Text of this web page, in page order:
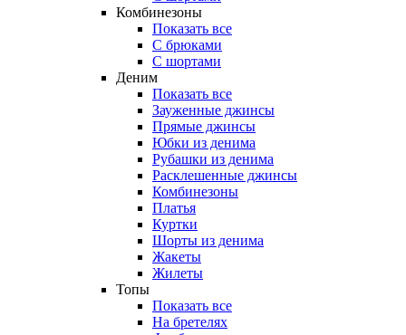
Комбинезоны
Показать все
С брюками
С шортами
Деним
Показать все
Зауженные джинсы
Прямые джинсы
Юбки из денима
Рубашки из денима
Расклешенные джинсы
Комбинезоны
Платья
Куртки
Шорты из денима
Жакеты
Жилеты
Топы
Показать все
На бретелях